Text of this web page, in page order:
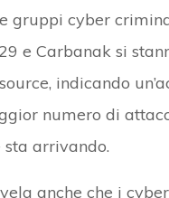
gruppi cyber
e Carbanak si
indicando
numero di
sta arrivando.
anche che i